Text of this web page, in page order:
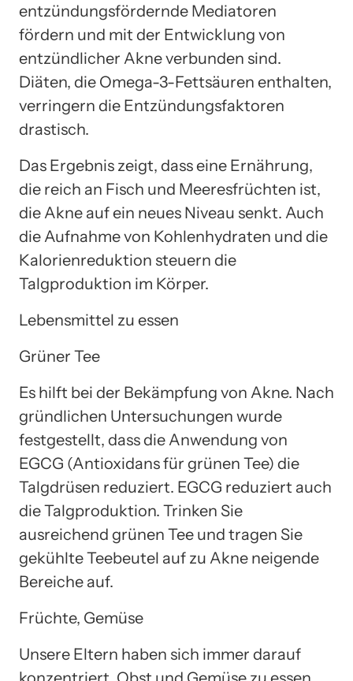
entzündungsfördernde Mediatoren
fördern und mit der Entwicklung von
entzündlicher Akne verbunden sind.
Diäten, die Omega-3-Fettsäuren enthalten,
verringern die Entzündungsfaktoren
drastisch.
Das Ergebnis zeigt, dass eine Ernährung,
die reich an Fisch und Meeresfrüchten ist,
die Akne auf ein neues Niveau senkt. Auch
die Aufnahme von Kohlenhydraten und die
Kalorienreduktion steuern die
Talgproduktion im Körper.
Lebensmittel zu essen
Grüner Tee
Es hilft bei der Bekämpfung von Akne. Nach
gründlichen Untersuchungen wurde
festgestellt, dass die Anwendung von
EGCG (Antioxidans für grünen Tee) die
Talgdrüsen reduziert. EGCG reduziert auch
die Talgproduktion. Trinken Sie
ausreichend grünen Tee und tragen Sie
gekühlte Teebeutel auf zu Akne neigende
Bereiche auf.
Früchte, Gemüse
Unsere Eltern haben sich immer darauf